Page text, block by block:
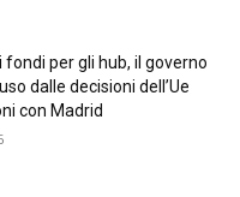
fondi per gli hub, il governo
dalle decisioni dell’Ue
con Madrid